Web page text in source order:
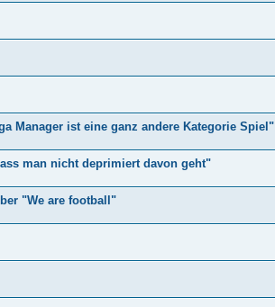
Manager ist eine ganz andere Kategorie Spiel"
man nicht deprimiert davon geht"
"We are football"